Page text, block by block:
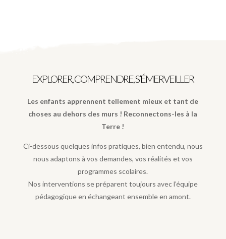
EXPLORER, COMPRENDRE, S’ÉMERVEILLER
Les enfants apprennent tellement mieux et tant de
choses au dehors des murs ! Reconnectons-les à la
Terre !
Ci-dessous quelques infos pratiques, bien entendu, nous
nous adaptons à vos demandes, vos réalités et vos
programmes scolaires.
Nos interventions se préparent toujours avec l’équipe
pédagogique en échangeant ensemble en amont.